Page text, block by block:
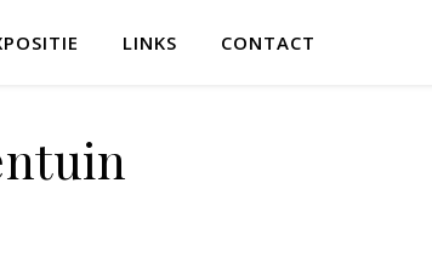
LINKS CONTACT